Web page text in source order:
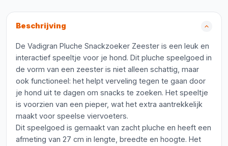
Beschrijving
De Vadigran Pluche Snackzoeker Zeester is een leuk en
interactief speeltje voor je hond. Dit pluche speelgoed in
de vorm van een zeester is niet alleen schattig, maar
ook functioneel: het helpt verveling tegen te gaan door
je hond uit te dagen om snacks te zoeken. Het speeltje
is voorzien van een pieper, wat het extra aantrekkelijk
maakt voor speelse viervoeters.
Dit speelgoed is gemaakt van zacht pluche en heeft een
afmeting van 27 cm in lengte, breedte en hoogte. Het